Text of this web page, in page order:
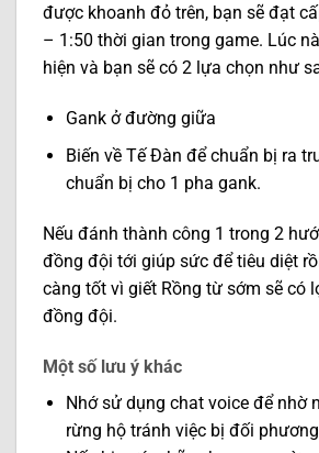
được khoanh đỏ trên, bạn sẽ đạt
– 1:50 thời gian trong game. Lúc
hiện và bạn sẽ có 2 lựa chọn như
Gank ở đường giữa
Biến về Tế Đàn để chuẩn bị ra
chuẩn bị cho 1 pha gank.
Nếu đánh thành công 1 trong 2
đồng đội tới giúp sức để tiêu diệt
càng tốt vì giết Rồng từ sớm sẽ có
đồng đội.
Một số lưu ý khác
Nhớ sử dụng chat voice để nhờ
rừng hộ tránh việc bị đối